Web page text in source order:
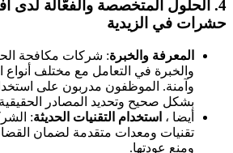
4. الحلول المتخصصة والفعّالة لدى
حشرات في الزيدية
المعرفة والخبرة: شركات مكافحة
والخبرة في التعامل مع مختلف
وآمنة. الموظفون مدربون على استخدام
بشكل صحيح وتحديد المصادر
أيضا ، استخدام التقنيات الحديثة:
تقنيات ومعدات متقدمة لضمان
ومنع عودتها.